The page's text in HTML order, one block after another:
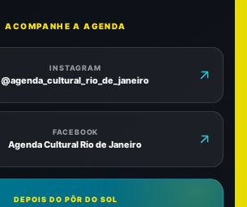
ACOMPANHE A AGENDA
INSTAGRAM
@agenda_cultural_rio_de_janeiro
FACEBOOK
Agenda Cultural Rio de Janeiro
DEPOIS DO PÔR DO SOL